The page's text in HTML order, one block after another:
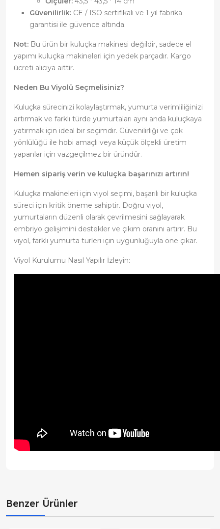
Güvenilirlik: CE / ISO sertifikalı ve 1 yıl fabrika
garantisi ile güvence altında.
Not: Bu ürün bir kuluçka makinesi değildir, sadece el
yapımı kuluçka makineleri için yedek parçadır. Kargo
ücreti alıcıya aittir.
Neden Bu Viyolü Seçmelisiniz?
Kuluçka sürecinizi kolaylaştırmak, yumurta verimliliğinizi
artırmak ve farklı türde yumurtaları aynı anda kuluçkaya
yatırmak için ideal bir seçimdir. Güvenilirliği ve çok
yönlülüğü ile hobi amaçlı veya küçük ölçekli üretim
yapanlar için vazgeçilmez bir üründür.
Hemen sipariş verin ve kuluçka başarınızı artırın!
Kuluçka makineleri için viyol seçimi, başarılı bir kuluçka
süreci için kritik öneme sahiptir. Doğru viyol,
yumurtaların düzenli olarak çevrilmesini sağlayarak
embriyo gelişimini destekler ve çıkım oranını artırır. Bu
viyol, farklı yumurta türleri için uygunluğuyla öne çıkar.
Viyol Kurulumu Nasıl Yapılır İzleyin:
Benzer Ürünler